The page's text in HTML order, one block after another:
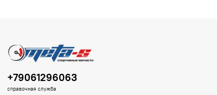
+79061296063
справочная служба